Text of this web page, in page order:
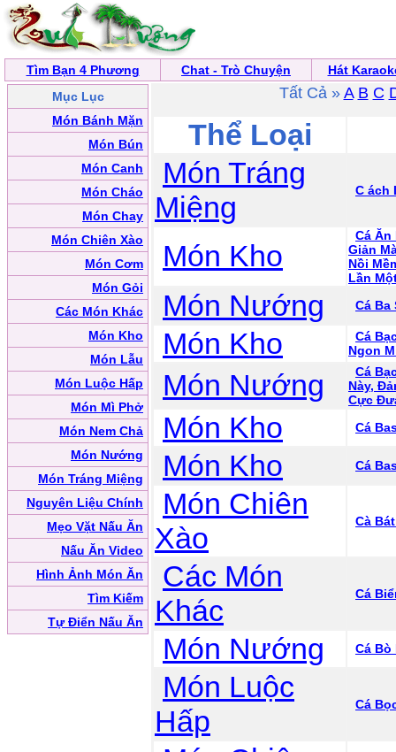
Tìm Bạn 4 Phương Chat - Trò Chuyện
Hát
Mục Lục
Món Bánh Mặn
Món Bún
Món Canh
Món Cháo
Món Chay
Món Chiên Xào
Món Cơm
Món Gỏi
Các Món Khác
Món Kho
Món Lẫu
Món Luộc Hấp
Món Mì Phở
Món Nem Chả
Món Nướng
Món Tráng Miệng
Nguyên Liệu Chính
Mẹo Vặt Nấu Ăn
Nấu Ăn Video
Hình Ảnh Món Ăn
Tìm Kiếm
Tự Điển Nấu Ăn
Tất Cả » A B C
Thể Loại
Món Tráng
Miệng
C ách
Món Kho
Cá Ăn
Giản
Nồi
Lần
Món Nướng Cá Ba
Món Kho
Cá
Ngon
Món Nướng
Cá
Này,
Cực
Món Kho Cá
Món Kho Cá
Món Chiên
Xào
Cà
Các Món
Khác
Cá
Món Nướng Cá Bò
Món Luộc
Hấp
Cá